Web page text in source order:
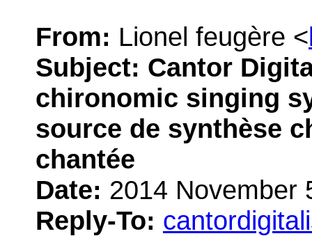
From: Lionel feugère <
Subject: Cantor
chironomic singing
source de synthèse
chantée
Date: 2014 November
Reply-To: